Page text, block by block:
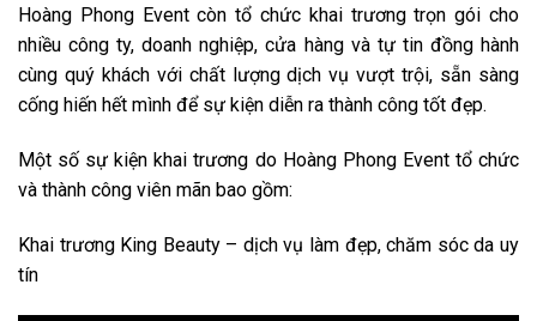
Hoàng Phong Event còn tổ chức khai trương trọn gói cho
nhiều công ty, doanh nghiệp, cửa hàng và tự tin đồng hành
cùng quý khách với chất lượng dịch vụ vượt trội, sẵn sàng
cống hiến hết mình để sự kiện diễn ra thành công tốt đẹp.
Một số sự kiện khai trương do Hoàng Phong Event tổ chức
và thành công viên mãn bao gồm:
Khai trương King Beauty – dịch vụ làm đẹp, chăm sóc da uy
tín